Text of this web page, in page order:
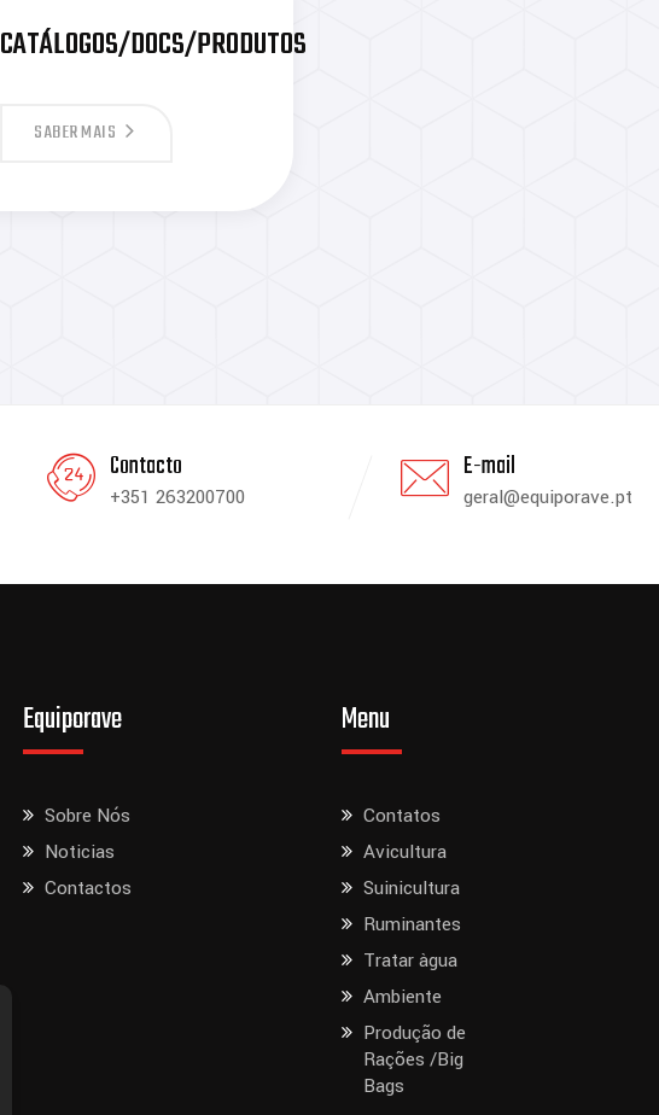
CATÁLOGOS/DOCS/PRODUTOS
SABER MAIS
Contacto
+351 263200700
E-mail
geral@equiporave.pt
Equiporave
Sobre Nós
Noticias
Contactos
Menu
Contatos
Avicultura
Suinicultura
Ruminantes
Tratar àgua
Ambiente
Produção de
Rações /Big
Bags